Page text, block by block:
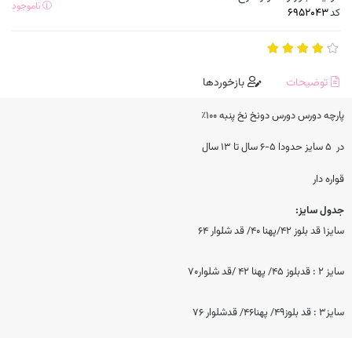
کد ناموجود
توضیحات بازخوردها
پارچه دورس دورس دونخ نخ پنبه ۱۰۰٪
در ۵ سایز حدودا ۵-۶ سال تا ۱۳ سال
قواره دار
جدول سایز:
سایز۱ قد بلوز ۴۲/پهنا ۴۰/ قد شلوار ۶۴
سایز ۲ : قدبلوز ۴۵/ پهنا ۴۲ /قد شلوار۷۰
سایز۳ : قد بلوز۴۹/ پهنا۴۶/ قدشلوار ۷۶